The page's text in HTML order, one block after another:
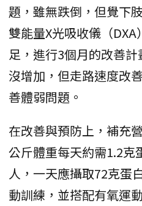
題，雖無跌倒，但覺下
雙能量X光吸收儀（
足，進行3個月的改善
沒增加，但走路速度改
善體弱問題。
在改善與預防上，補充
公斤體重每天約需1.2克
人，一天應攝取72克蛋
動訓練，並搭配有氧運